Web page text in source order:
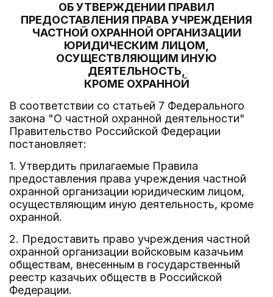
ОБ УТВЕРЖДЕНИИ ПРАВИЛ
ПРЕДОСТАВЛЕНИЯ ПРАВА УЧРЕЖДЕНИЯ
ЧАСТНОЙ ОХРАННОЙ ОРГАНИЗАЦИИ
ЮРИДИЧЕСКИМ ЛИЦОМ,
ОСУЩЕСТВЛЯЮЩИМ ИНУЮ
ДЕЯТЕЛЬНОСТЬ,
КРОМЕ ОХРАННОЙ
В соответствии со статьей 7 Федерального
закона "О частной охранной деятельности"
Правительство Российской Федерации
постановляет:
1. Утвердить прилагаемые Правила
предоставления права учреждения частной
охранной организации юридическим лицом,
осуществляющим иную деятельность, кроме
охранной.
2. Предоставить право учреждения частной
охранной организации войсковым казачьим
обществам, внесенным в государственный
реестр казачьих обществ в Российской
Федерации.